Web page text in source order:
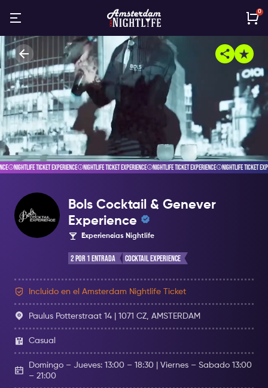
0
NIGHTLIFE TICKET EXPERIENCE NIGHTLIFE TICKET EXPERIENCE NIGHTLIFE TICKET EXPERIENCE NIGHTLIFE TICKET
Bols Cocktail & Genever
Experience
Experiencias Nightlife
2 Por 1 Entrada Cocktail Experience
Incluido en el Amsterdam Nightlife Ticket
Paulus Potterstraat 14 | 1071 CZ, AMSTERDAM
Casual
Domingo – Jueves: 13:00 – 18:30 | Viernes – Sabado 13:00
– 21:00